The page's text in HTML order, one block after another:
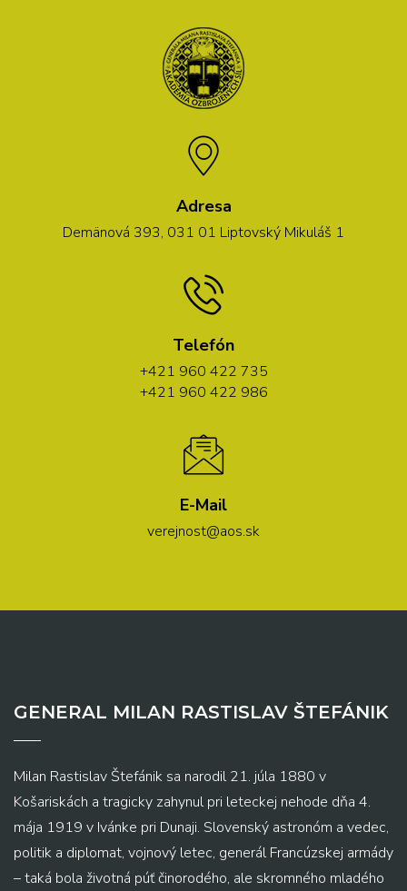
Adresa
Demänová 393, 031 01 Liptovský Mikuláš 1
Telefón
+421 960 422 735
+421 960 422 986
E-Mail
verejnost@aos.sk
GENERAL MILAN RASTISLAV ŠTEFÁNIK
Milan Rastislav Štefánik sa narodil 21. júla 1880 v
Košariskách a tragicky zahynul pri leteckej nehode dňa 4.
mája 1919 v Ivánke pri Dunaji. Slovenský astronóm a vedec,
politik a diplomat, vojnový letec, generál Francúzskej armády
– taká bola životná púť činorodého, ale skromného mladého